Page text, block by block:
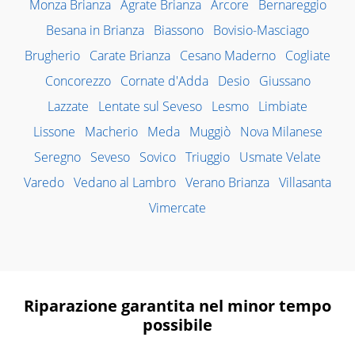
Monza Brianza Agrate Brianza Arcore
Bernareggio
Besana in Brianza Biassono Bovisio-Masciago
Brugherio Carate Brianza Cesano Maderno Cogliate
Concorezzo
Cornate d'Adda Desio
Giussano
Lazzate
Lentate sul Seveso Lesmo Limbiate
Lissone
Macherio Meda Muggiò
Nova Milanese
Seregno Seveso Sovico Triuggio Usmate Velate
Varedo Vedano al Lambro Verano Brianza Villasanta
Vimercate
Riparazione garantita nel minor tempo
possibile